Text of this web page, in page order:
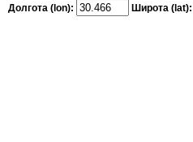
Долгота (lon): Широта (lat):